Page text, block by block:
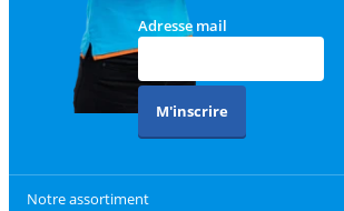
Adresse mail
M'inscrire
Notre assortiment